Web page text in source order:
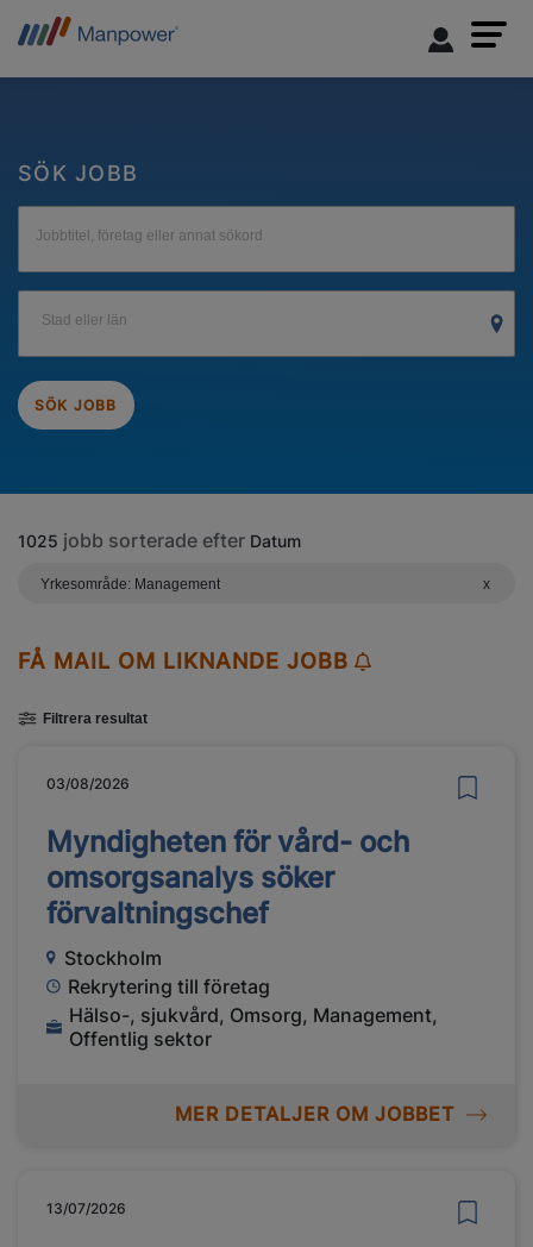
SÖK JOBB
Jobbtitel, företag eller annat sökord
Stad eller län
SÖK JOBB
1025 jobb sorterade efter Datum
Yrkesområde: Management x
Filtrera resultat
FÅ MAIL OM LIKNANDE JOBB
03/08/2026
Myndigheten för vård- och
omsorgsanalys söker
förvaltningschef
Stockholm
Rekrytering till företag
Hälso-, sjukvård, Omsorg, Management,
Offentlig sektor
MER DETALJER OM JOBBET
13/07/2026